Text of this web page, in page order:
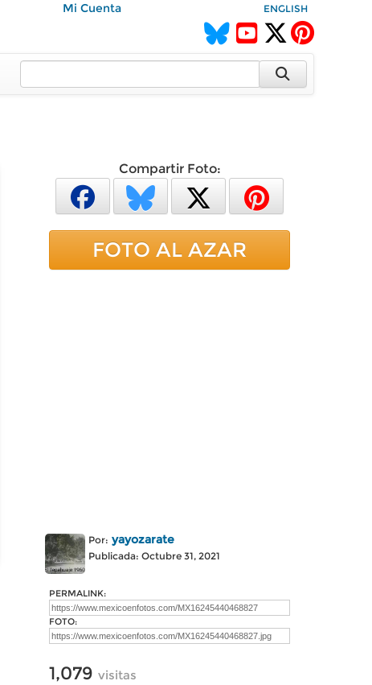
Mi Cuenta ENGLISH
Compartir Foto:
FOTO AL AZAR
Por: yayozarate
Publicada: Octubre 31, 2021
PERMALINK:
FOTO:
1,079 visitas